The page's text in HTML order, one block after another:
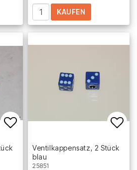
KAUFEN
Add to list of favorites
Ventilkappensatz, 2 Stück
blau
25851